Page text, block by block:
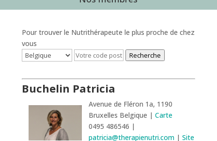
Pour trouver le Nutrithérapeute le plus proche de chez
vous
Recherche
Buchelin Patricia
Avenue de Fléron 1a, 1190
Bruxelles Belgique | Carte
0495 486546 |
patricia@therapienutri.com| Site